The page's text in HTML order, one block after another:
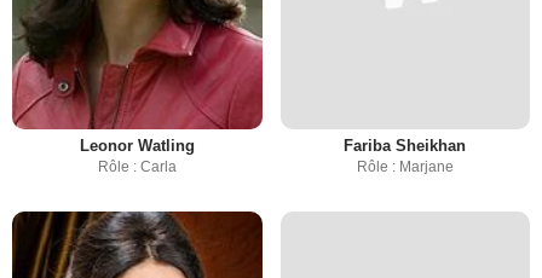
Leonor Watling
Rôle : Carla
Fariba Sheikhan
Rôle : Marjane